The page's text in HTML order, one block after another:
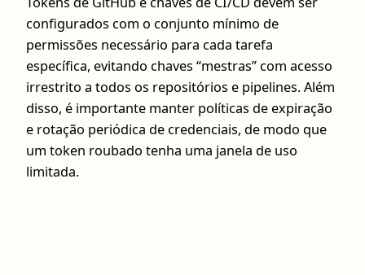
configurados com o conjunto mínimo de
permissões necessário para cada tarefa
específica, evitando chaves “mestras” com acesso
irrestrito a todos os repositórios e pipelines. Além
disso, é importante manter políticas de expiração
e rotação periódica de credenciais, de modo que
um token roubado tenha uma janela de uso
limitada.